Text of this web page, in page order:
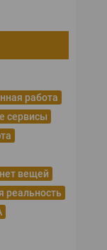
работа
сервисы
вещей
реальность